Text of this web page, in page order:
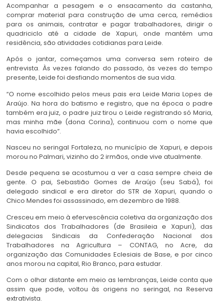
Acompanhar a pesagem e o ensacamento da castanha,
comprar material para construção de uma cerca, remédios
para os animais, contratar e pagar trabalhadores, dirigir o
quadriciclo até a cidade de Xapuri, onde mantém uma
residência, são atividades cotidianas para Leide.
Após o jantar, começamos uma conversa sem roteiro de
entrevista. Às vezes falando do passado, às vezes do tempo
presente, Leide foi desfiando momentos de sua vida.
“O nome escolhido pelos meus pais era Leide Maria Lopes de
Araújo. Na hora do batismo e registro, que na época o padre
também era juiz, o padre juiz tirou o Leide registrando só Maria,
mas minha mãe (dona Corina), continuou com o nome que
havia escolhido”.
Nasceu no seringal Fortaleza, no município de Xapuri, e depois
morou no Palmari, vizinho do 2 irmãos, onde vive atualmente.
Desde pequena se acostumou a ver a casa sempre cheia de
gente. O pai, Sebastião Gomes de Araújo (seu Sabá), foi
delegado sindical e era diretor do STR de Xapuri, quando o
Chico Mendes foi assassinado, em dezembro de 1988.
Cresceu em meio à efervescência coletiva da organização dos
Sindicatos dos Trabalhadores (de Brasileia e Xapuri), das
delegacias Sindicais da Confederação Nacional dos
Trabalhadores na Agricultura – CONTAG, no Acre, da
organização das Comunidades Eclesiais de Base, e por cinco
anos morou na capital, Rio Branco, para estudar.
Com o olhar distante em meio as lembranças, Leide conta que
assim que pode, voltou às origens no seringal, na Reserva
extrativista.